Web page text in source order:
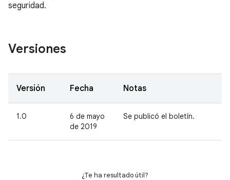
seguridad.
Versiones
Versión Fecha Notas
1.0
6 de mayo
de 2019
Se publicó el boletín.
¿Te ha resultado útil?